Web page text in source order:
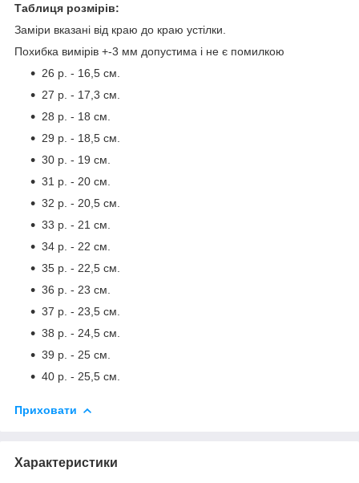
Таблиця розмірів:
Заміри вказані від краю до краю устілки.
Похибка вимірів +-3 мм допустима і не є помилкою
26 р. - 16,5 см.
27 р. - 17,3 см.
28 р. - 18 см.
29 р. - 18,5 см.
30 р. - 19 см.
31 р. - 20 см.
32 р. - 20,5 см.
33 р. - 21 см.
34 р. - 22 см.
35 р. - 22,5 см.
36 р. - 23 см.
37 р. - 23,5 см.
38 р. - 24,5 см.
39 р. - 25 см.
40 р. - 25,5 см.
Приховати
Характеристики